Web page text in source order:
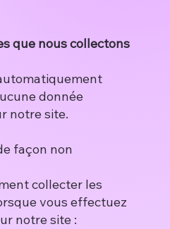
que nous collectons
donnée
notre site.
façon non
collecter les
vous effectuez
notre site :